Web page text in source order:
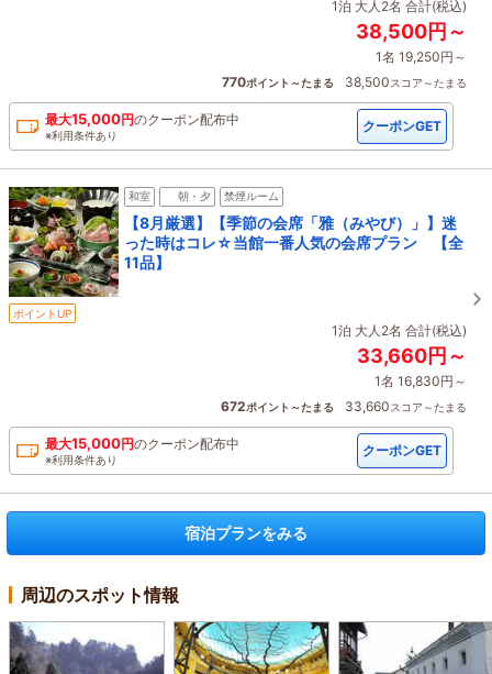
1泊 大人2名 合計(税込)
38,500円～
1名 19,250円～
770ポイント～たまる 38,500スコア～たまる
最大15,000円のクーポン配布中
※利用条件あり
クーポンGET
和室 朝・夕 禁煙ルーム
【8月厳選】【季節の会席「雅（みやび）」】迷
った時はコレ☆当館一番人気の会席プラン 【全
11品】
ポイントUP
1泊 大人2名 合計(税込)
33,660円～
1名 16,830円～
672ポイント～たまる 33,660スコア～たまる
最大15,000円のクーポン配布中
※利用条件あり
クーポンGET
宿泊プランをみる
周辺のスポット情報